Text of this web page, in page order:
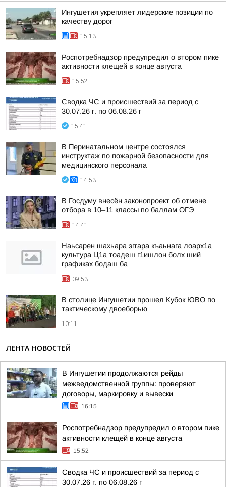
Ингушетия укрепляет лидерские позиции по
качеству дорог
15:13
Роспотребнадзор предупредил о втором пике
активности клещей в конце августа
15:52
Сводка ЧС и происшествий за период с
30.07.26 г. по 06.08.26 г
15:41
В Перинатальном центре состоялся
инструктаж по пожарной безопасности для
медицинского персонала
14:53
В Госдуму внесён законопроект об отмене
отбора в 10–11 классы по баллам ОГЭ
14:41
Наьсарен шахьара эггара къаьнага лоарх1а
культура Ц1а тоадеш г1ишлон болх ший
графиках бодаш ба
09:53
В столице Ингушетии прошел Кубок ЮВО по
тактическому двоеборью
10:11
ЛЕНТА НОВОСТЕЙ
В Ингушетии продолжаются рейды
межведомственной группы: проверяют
договоры, маркировку и вывески
16:15
Роспотребнадзор предупредил о втором пике
активности клещей в конце августа
15:52
Сводка ЧС и происшествий за период с
30.07.26 г. по 06.08.26 г